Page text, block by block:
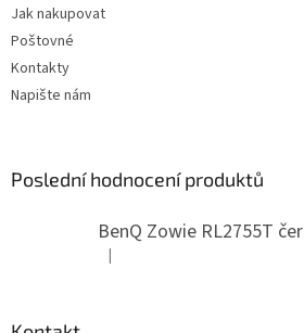
Jak nakupovat
Poštovné
Kontakty
Napište nám
Poslední hodnocení produktů
BenQ Zowie RL2755T
Hodnocení produktu je 5 z 5
|